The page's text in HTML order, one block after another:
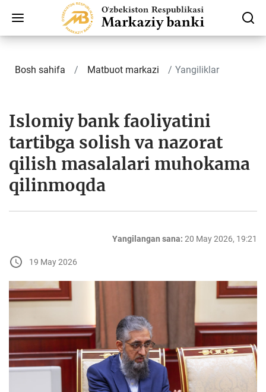
Bosh sahifa Matbuot markazi Yangiliklar
Islomiy bank faoliyatini
tartibga solish va nazorat
qilish masalalari muhokama
qilinmoqda
Yangilangan sana: 20 May 2026, 19:21
19 May 2026